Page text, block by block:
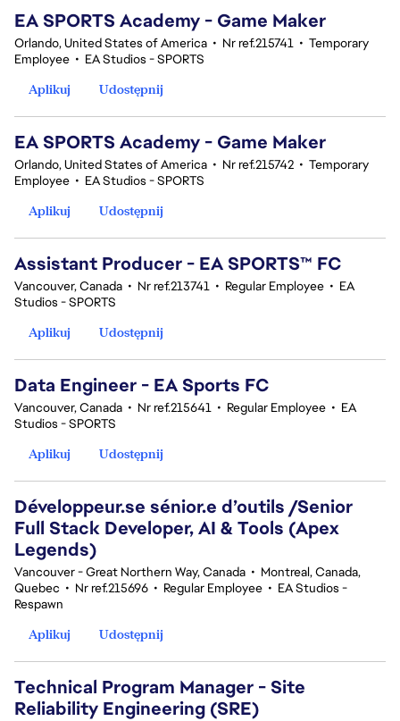
EA SPORTS Academy - Game Maker
Orlando, United States of America • Nr ref.215741 • Temporary
Employee • EA Studios - SPORTS
Aplikuj
Udostępnij
EA SPORTS Academy - Game Maker
Orlando, United States of America • Nr ref.215742 • Temporary
Employee • EA Studios - SPORTS
Aplikuj
Udostępnij
Assistant Producer - EA SPORTS™ FC
Vancouver, Canada • Nr ref.213741 • Regular Employee • EA
Studios - SPORTS
Aplikuj
Udostępnij
Data Engineer - EA Sports FC
Vancouver, Canada • Nr ref.215641 • Regular Employee • EA
Studios - SPORTS
Aplikuj
Udostępnij
Développeur.se sénior.e d’outils /Senior
Full Stack Developer, AI & Tools (Apex
Legends)
Vancouver - Great Northern Way, Canada • Montreal, Canada,
Quebec • Nr ref.215696 • Regular Employee • EA Studios -
Respawn
Aplikuj
Udostępnij
Technical Program Manager - Site
Reliability Engineering (SRE)